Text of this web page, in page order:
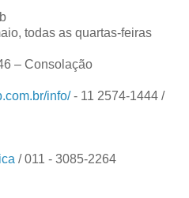
todas as quartas-feiras
– Consolação
info/- 11 2574-1444 /
/ 011 - 3085-2264